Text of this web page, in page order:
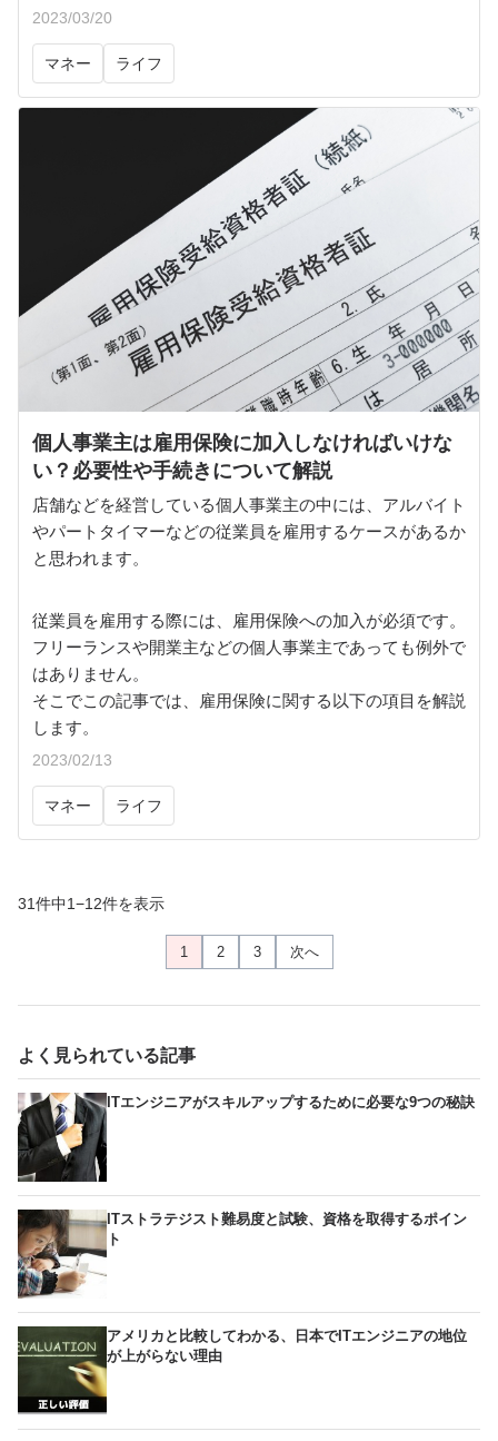
2023/03/20
マネー ライフ
個人事業主は雇用保険に加入しなければいけな
い？必要性や手続きについて解説
店舗などを経営している個人事業主の中には、アルバイト
やパートタイマーなどの従業員を雇用するケースがあるか
と思われます。
従業員を雇用する際には、雇用保険への加入が必須です。
フリーランスや開業主などの個人事業主であっても例外で
はありません。
そこでこの記事では、雇用保険に関する以下の項目を解説
します。
2023/02/13
マネー ライフ
31件中1−12件を表示
1 2 3 次へ
よく見られている記事
ITエンジニアがスキルアップするために必要な9つの秘訣
ITストラテジスト難易度と試験、資格を取得するポイン
ト
アメリカと比較してわかる、日本でITエンジニアの地位
が上がらない理由